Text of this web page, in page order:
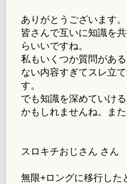
ありがとうございます。
皆さんで互いに知識を
らいいですね。
私もいくつか質問があ
ない内容すぎてスレ立
す。
でも知識を深めていけ
かもしれませんね。ま
スロキチおじさん さん
無限+ロングに移行した